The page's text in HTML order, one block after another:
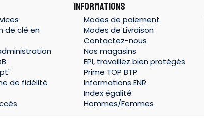
de clé en
de fidélité
INFORMATIONS
Modes de paiement
Modes de Livraison
Contactez-nous
Nos magasins
EPI, travaillez bien protégés
Prime TOP BTP
Informations ENR
Index égalité
Hommes/Femmes